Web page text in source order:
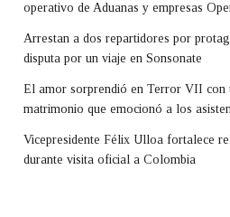
operativo de Aduanas y empresas
Arrestan a dos repartidores por
disputa por un viaje en Sonsonate
El amor sorprendió en Terror VII con
matrimonio que emocionó a los
Vicepresidente Félix Ulloa fortalece
durante visita oficial a Colombia